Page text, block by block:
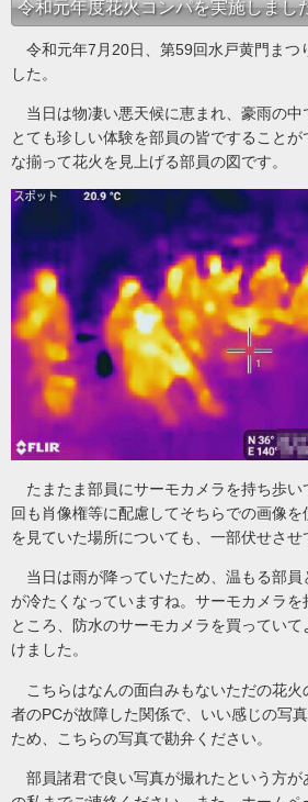
令和元年度花火コンパを実施しまし
令和元年7月20日、第59回水戸黄門まつ
した。
当日は物凄い悪天候に恵まれ、豪雨の中
とても珍しい体験を部員の皆ですること
な揃って花火を見上げる部員の図です。
たまたま部員にサーモカメラを持ち歩い
回も肖像権等に配慮してそちらでの画像
を見ていた場所についても、一部伏せさせ
当日は雨が降っていたため、温もる部員
が冷たくなっていますね。サーモカメラを
ところ、防水のサーモカメラを買ってい
けました。
こちらはなんの面白みもないただの花火
者のPCが故障した関係で、いい感じの写
ため、こちらの写真で勘弁ください。
部員諸君で良い写真が撮れたという方が